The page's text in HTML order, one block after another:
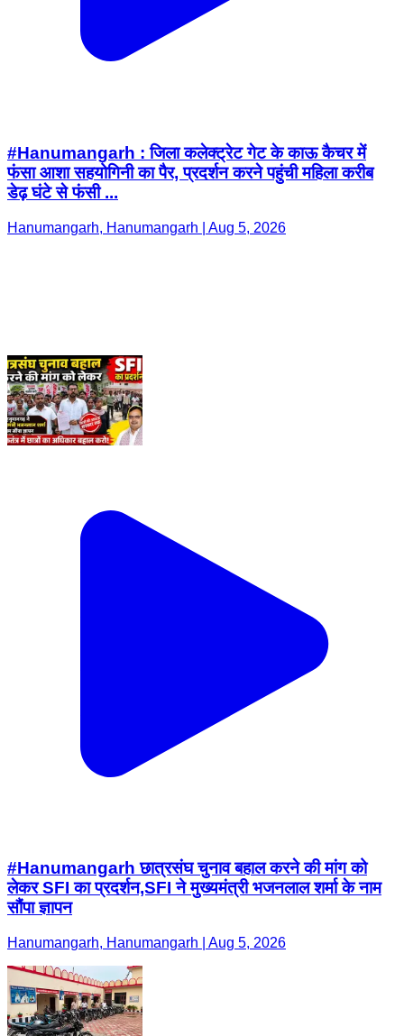
#Hanumangarh : जिला कलेक्ट्रेट गेट के काऊ कैचर में
फंसा आशा सहयोगिनी का पैर, प्रदर्शन करने पहुंची महिला करीब
डेढ़ घंटे से फंसी ...
Hanumangarh, Hanumangarh | Aug 5, 2026
#Hanumangarh छात्रसंघ चुनाव बहाल करने की मांग को
लेकर SFI का प्रदर्शन,SFI ने मुख्यमंत्री भजनलाल शर्मा के नाम